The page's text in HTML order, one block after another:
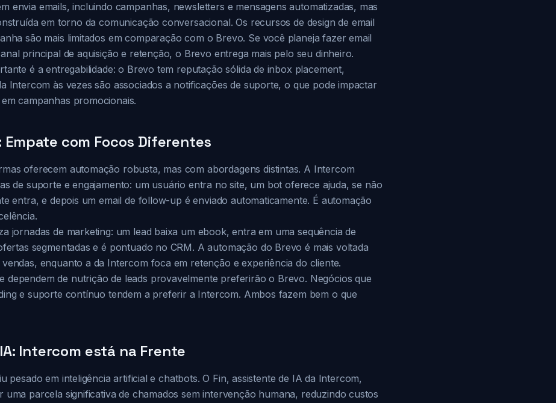
envia emails, incluindo campanhas, newsletters e mensagens automatizadas, mas
em torno da comunicação conversacional. Os recursos de design de email
são mais limitados em comparação com o Brevo. Se você planeja fazer email
principal de aquisição e retenção, o Brevo entrega mais pelo seu dinheiro.
é a entregabilidade: o Brevo tem reputação sólida de inbox placement,
Intercom às vezes são associados a notificações de suporte, o que pode impactar
campanhas promocionais.
Empate com Focos Diferentes
oferecem automação robusta, mas com abordagens distintas. A Intercom
de suporte e engajamento: um usuário entra no site, um bot oferece ajuda, se não
entra, e depois um email de follow-up é enviado automaticamente. É automação
jornadas de marketing: um lead baixa um ebook, entra em uma sequência de
segmentadas e é pontuado no CRM. A automação do Brevo é mais voltada
enquanto a da Intercom foca em retenção e experiência do cliente.
dependem de nutrição de leads provavelmente preferirão o Brevo. Negócios que
e suporte contínuo tendem a preferir a Intercom. Ambos fazem bem o que
Intercom está na Frente
pesado em inteligência artificial e chatbots. O Fin, assistente de IA da Intercom,
uma parcela significativa de chamados sem intervenção humana, reduzindo custos